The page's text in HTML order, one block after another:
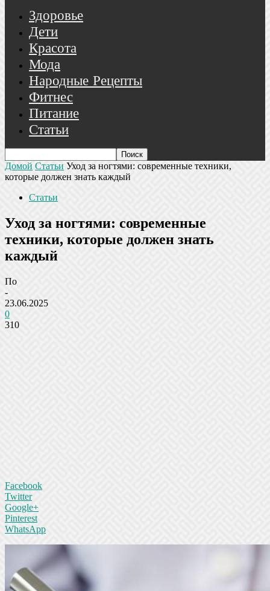
Здоровье
Дети
Красота
Мода
Народные Рецепты
Фитнес
Питание
Статьи
Домой Статьи Уход за ногтями: современные техники,
которые должен знать каждый
Статьи
Уход за ногтями: современные
техники, которые должен знать
каждый
По
-
23.06.2025
0
310
Facebook
Twitter
Google+
Pinterest
WhatsApp